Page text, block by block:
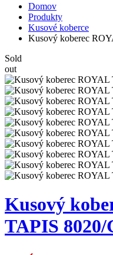
Domov
Produkty
Kusové koberce
Kusový koberec
Sold
out
Kusový
TAPIS 8020/